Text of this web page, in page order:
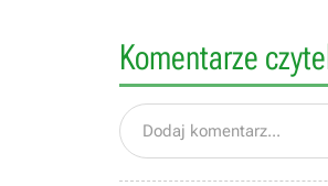
Komentarze
Dodaj komentarz...